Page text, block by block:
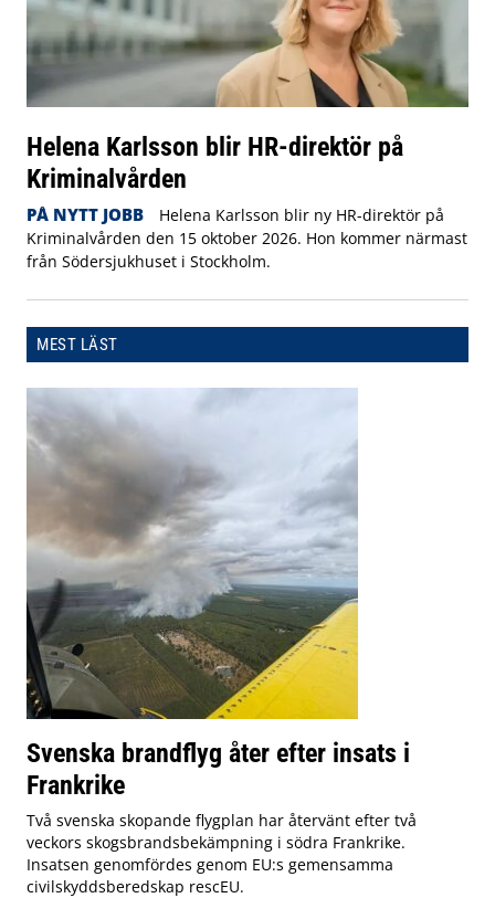
Helena Karlsson blir HR-direktör på
Kriminalvården
PÅ NYTT JOBB
Helena Karlsson blir ny HR-direktör på
Kriminalvården den 15 oktober 2026. Hon kommer närmast
från Södersjukhuset i Stockholm.
MEST LÄST
Svenska brandflyg åter efter insats i
Frankrike
Två svenska skopande flygplan har återvänt efter två
veckors skogsbrandsbekämpning i södra Frankrike.
Insatsen genomfördes genom EU:s gemensamma
civilskyddsberedskap rescEU.